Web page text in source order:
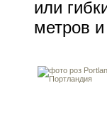
или
метров